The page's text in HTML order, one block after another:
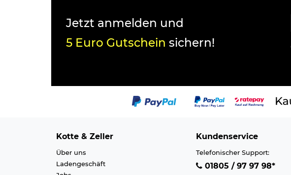
Jetzt anmelden und
5 Euro Gutschein sichern!
Kotte & Zeller
Über uns
Ladengeschäft
Kundenservice
Telefonischer Support:
01805 / 97 97 98*